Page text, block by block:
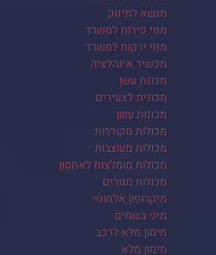
מנשא לתינוק
מנוי פירות למשרד
מנוי ירקות למשרד
מכשיר אינהלציה
מכונת עשן
מכונית לצעירים
מכונות עשן
מכולות מקוררות
מכולות מעוצבות
מכולות מומלצות לאחסון
מכולות מגורים
מיקרופון אלחוטי
מיני בשמים
מימון מלא לרכב
מימון מלא